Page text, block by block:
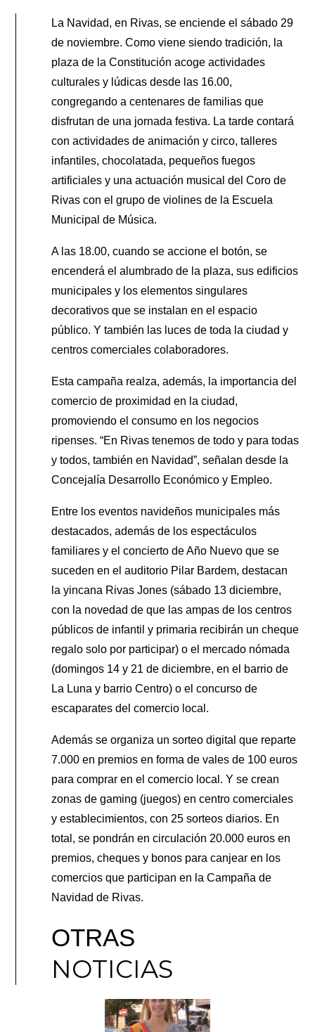
La Navidad, en Rivas, se enciende el sábado 29
de noviembre. Como viene siendo tradición, la
plaza de la Constitución acoge actividades
culturales y lúdicas desde las 16.00,
congregando a centenares de familias que
disfrutan de una jornada festiva. La tarde contará
con actividades de animación y circo, talleres
infantiles, chocolatada, pequeños fuegos
artificiales y una actuación musical del Coro de
Rivas con el grupo de violines de la Escuela
Municipal de Música.
A las 18.00, cuando se accione el botón, se
encenderá el alumbrado de la plaza, sus edificios
municipales y los elementos singulares
decorativos que se instalan en el espacio
público. Y también las luces de toda la ciudad y
centros comerciales colaboradores.
Esta campaña realza, además, la importancia del
comercio de proximidad en la ciudad,
promoviendo el consumo en los negocios
ripenses. “En Rivas tenemos de todo y para todas
y todos, también en Navidad”, señalan desde la
Concejalía Desarrollo Económico y Empleo.
Entre los eventos navideños municipales más
destacados, además de los espectáculos
familiares y el concierto de Año Nuevo que se
suceden en el auditorio Pilar Bardem, destacan
la yincana Rivas Jones (sábado 13 diciembre,
con la novedad de que las ampas de los centros
públicos de infantil y primaria recibirán un cheque
regalo solo por participar) o el mercado nómada
(domingos 14 y 21 de diciembre, en el barrio de
La Luna y barrio Centro) o el concurso de
escaparates del comercio local.
Además se organiza un sorteo digital que reparte
7.000 en premios en forma de vales de 100 euros
para comprar en el comercio local. Y se crean
zonas de gaming (juegos) en centro comerciales
y establecimientos, con 25 sorteos diarios. En
total, se pondrán en circulación 20.000 euros en
premios, cheques y bonos para canjear en los
comercios que participan en la Campaña de
Navidad de Rivas.
OTRAS
NOTICIAS